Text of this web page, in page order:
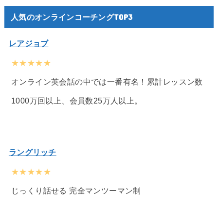
人気のオンラインコーチングTOP3
レアジョブ
★★★★★
オンライン英会話の中では一番有名！累計レッスン数
1000万回以上、会員数25万人以上。
ラングリッチ
★★★★★
じっくり話せる 完全マンツーマン制